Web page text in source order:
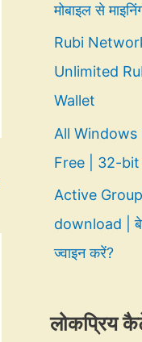
मोबाइल से
Rubi
Unlimited
Wallet
All Windows
Free | 32-
Active
download |
ज्वाइन करें?
लोकप्रिय